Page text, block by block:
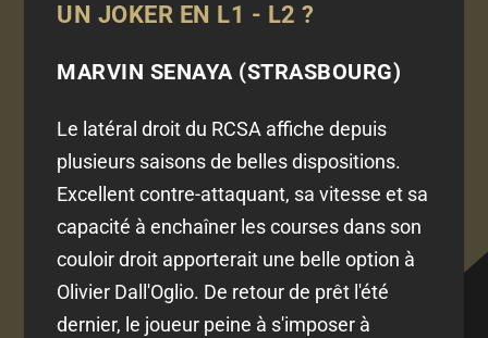
UN JOKER EN L1 - L2 ?
MARVIN SENAYA (STRASBOURG)
Le latéral droit du RCSA affiche depuis
plusieurs saisons de belles dispositions.
Excellent contre-attaquant, sa vitesse et sa
capacité à enchaîner les courses dans son
couloir droit apporterait une belle option à
Olivier Dall'Oglio. De retour de prêt l'été
dernier, le joueur peine à s'imposer à